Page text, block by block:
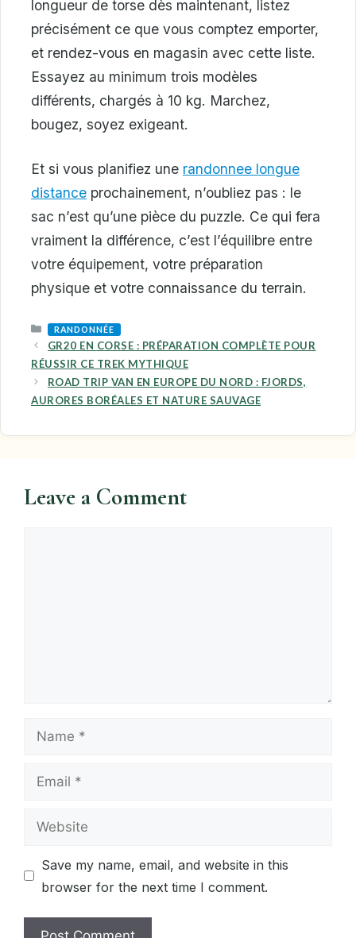
longueur de torse dès maintenant, listez
précisément ce que vous comptez emporter,
et rendez-vous en magasin avec cette liste.
Essayez au minimum trois modèles
différents, chargés à 10 kg. Marchez,
bougez, soyez exigeant.
Et si vous planifiez une randonnee longue
distance prochainement, n’oubliez pas : le
sac n’est qu’une pièce du puzzle. Ce qui fera
vraiment la différence, c’est l’équilibre entre
votre équipement, votre préparation
physique et votre connaissance du terrain.
CATEGORIES
RANDONNÉE
GR20 EN CORSE : PRÉPARATION COMPLÈTE POUR
RÉUSSIR CE TREK MYTHIQUE
ROAD TRIP VAN EN EUROPE DU NORD : FJORDS,
AURORES BORÉALES ET NATURE SAUVAGE
Leave a Comment
Name
Email
Website
Save my name, email, and website in this
browser for the next time I comment.